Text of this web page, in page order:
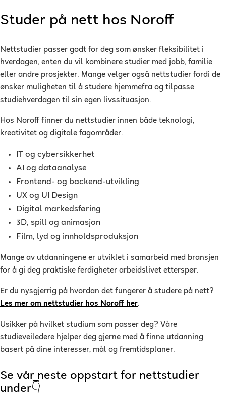
Studer på nett hos Noroff
Nettstudier passer godt for deg som ønsker fleksibilitet i
hverdagen, enten du vil kombinere studier med jobb, familie
eller andre prosjekter. Mange velger også nettstudier fordi de
ønsker muligheten til å studere hjemmefra og tilpasse
studiehverdagen til sin egen livssituasjon.
Hos Noroff finner du nettstudier innen både teknologi,
kreativitet og digitale fagområder.
IT og cybersikkerhet
AI og dataanalyse
Frontend- og backend-utvikling
UX og UI Design
Digital markedsføring
3D, spill og animasjon
Film, lyd og innholdsproduksjon
Mange av utdanningene er utviklet i samarbeid med bransjen
for å gi deg praktiske ferdigheter arbeidslivet etterspør.
Er du nysgjerrig på hvordan det fungerer å studere på nett?
Les mer om nettstudier hos Noroff her.
Usikker på hvilket studium som passer deg? Våre
studieveiledere hjelper deg gjerne med å finne utdanning
basert på dine interesser, mål og fremtidsplaner.
Se vår neste oppstart for nettstudier
under👇